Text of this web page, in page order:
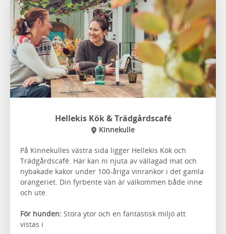
Hellekis Kök & Trädgårdscafé
Kinnekulle
På Kinnekulles västra sida ligger Hellekis Kök och
Trädgårdscafé. Här kan ni njuta av vällagad mat och
nybakade kakor under 100-åriga vinrankor i det gamla
orangeriet. Din fyrbente vän är välkommen både inne
och ute.
För hunden: Stora ytor och en fantastisk miljö att
vistas i